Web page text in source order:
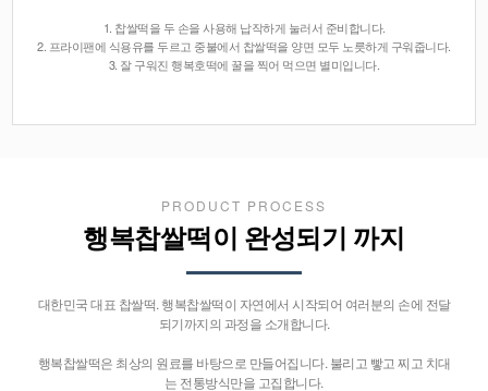
1. 찹쌀떡을 두 손을 사용해 납작하게 눌러서 준비합니다.
2. 프라이팬에 식용유를 두르고 중불에서 찹쌀떡을 양면 모두 노릇하게 구워줍니다.
3. 잘 구워진 행복호떡에 꿀을 찍어 먹으면 별미입니다.
PRODUCT PROCESS
행복찹쌀떡이 완성되기 까지
대한민국 대표 찹쌀떡. 행복찹쌀떡이 자연에서 시작되어 여러분의 손에 전달
되기까지의 과정을 소개합니다.
행복찹쌀떡은 최상의 원료를 바탕으로 만들어집니다. 불리고 빻고 찌고 치대
는 전통방식만을 고집합니다.